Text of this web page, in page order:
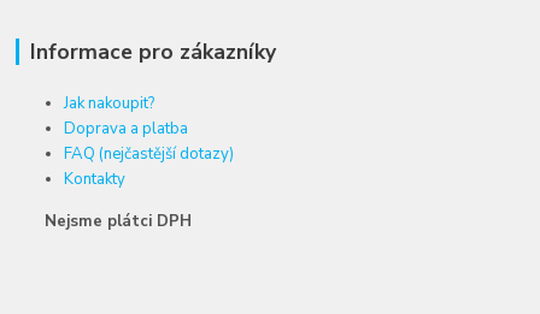
Informace pro zákazníky
Jak nakoupit?
Doprava a platba
FAQ (nejčastější dotazy)
Kontakty
Nejsme plátci DPH